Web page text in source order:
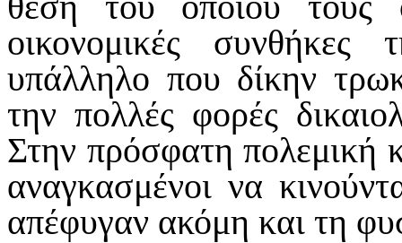
οικονομικές
υπάλληλο που δίκην
την πολλές φορές
Στην πρόσφατη πολεμική
αναγκασμένοι να
απέφυγαν ακόμη και τη